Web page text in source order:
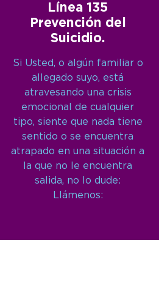
Línea 135
Prevención del
Suicidio.
Si Usted, o algún familiar o
allegado suyo, está
atravesando una crisis
emocional de cualquier
tipo, siente que nada tiene
sentido o se encuentra
atrapado en una situación a
la que no le encuentra
salida, no lo dude:
Llámenos: